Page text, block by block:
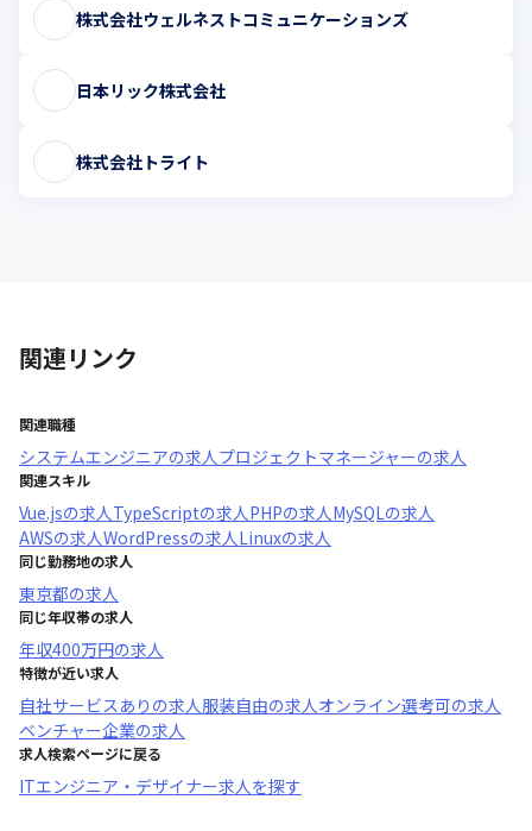
株式会社ウェルネストコミュニケーションズ
日本リック株式会社
株式会社トライト
関連リンク
関連職種
システムエンジニアの求人プロジェクトマネージャーの求人
関連スキル
Vue.jsの求人TypeScriptの求人PHPの求人MySQLの求人
AWSの求人WordPressの求人Linuxの求人
同じ勤務地の求人
東京都の求人
同じ年収帯の求人
年収400万円の求人
特徴が近い求人
自社サービスあり の求人服装自由の求人オンライン選考可の求人
ベンチャー企業の求人
求人検索ページに戻る
ITエンジニア・デザイナー求人を探す